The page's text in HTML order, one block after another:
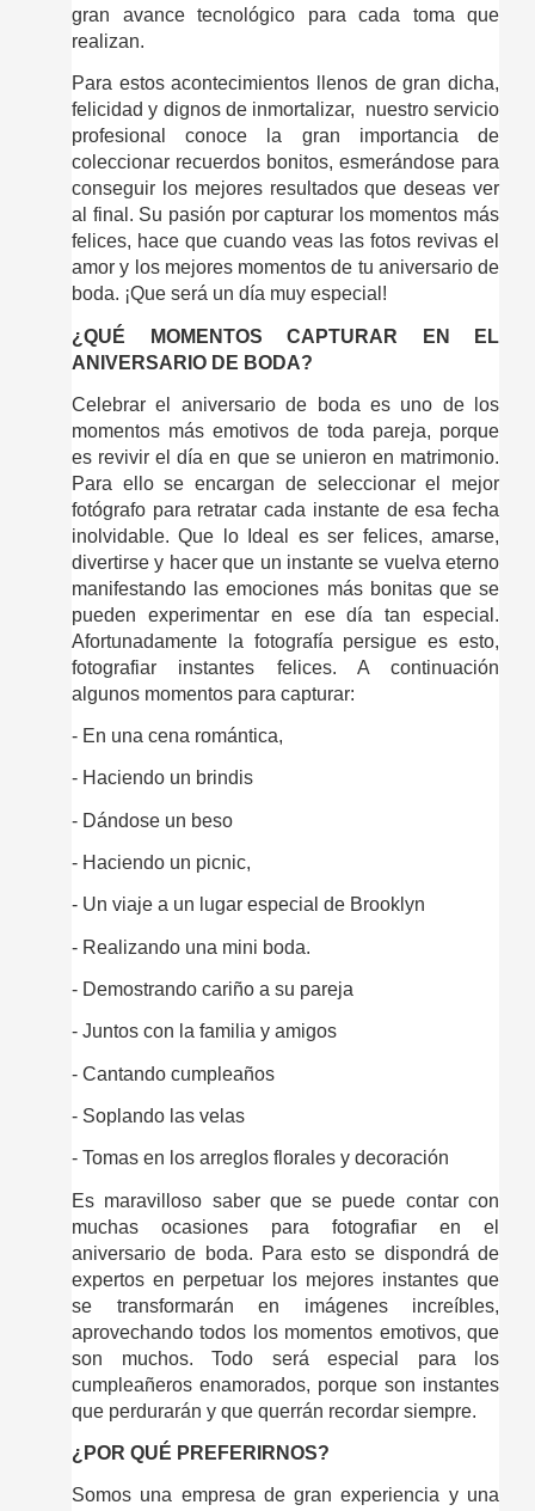
gran avance tecnológico para cada toma que
realizan.
Para estos acontecimientos llenos de gran dicha,
felicidad y dignos de inmortalizar,  nuestro servicio
profesional conoce la gran importancia de
coleccionar recuerdos bonitos, esmerándose para
conseguir los mejores resultados que deseas ver
al final. Su pasión por capturar los momentos más
felices, hace que cuando veas las fotos revivas el
amor y los mejores momentos de tu aniversario de
boda. ¡Que será un día muy especial!
¿QUÉ MOMENTOS CAPTURAR EN EL
ANIVERSARIO DE BODA?
Celebrar el aniversario de boda es uno de los
momentos más emotivos de toda pareja, porque
es revivir el día en que se unieron en matrimonio.
Para ello se encargan de seleccionar el mejor
fotógrafo para retratar cada instante de esa fecha
inolvidable. Que lo Ideal es ser felices, amarse,
divertirse y hacer que un instante se vuelva eterno
manifestando las emociones más bonitas que se
pueden experimentar en ese día tan especial.
Afortunadamente la fotografía persigue es esto,
fotografiar instantes felices. A continuación
algunos momentos para capturar:
- En una cena romántica,
- Haciendo un brindis
- Dándose un beso
- Haciendo un picnic,
- Un viaje a un lugar especial de Brooklyn
- Realizando una mini boda.
- Demostrando cariño a su pareja
- Juntos con la familia y amigos
- Cantando cumpleaños
- Soplando las velas
- Tomas en los arreglos florales y decoración
Es maravilloso saber que se puede contar con
muchas ocasiones para fotografiar en el
aniversario de boda. Para esto se dispondrá de
expertos en perpetuar los mejores instantes que
se transformarán en imágenes increíbles,
aprovechando todos los momentos emotivos, que
son muchos. Todo será especial para los
cumpleañeros enamorados, porque son instantes
que perdurarán y que querrán recordar siempre.
¿POR QUÉ PREFERIRNOS?
Somos una empresa de gran experiencia y una